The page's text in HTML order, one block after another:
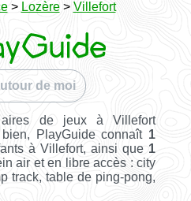
> Lozère> Villefort
de moi
de jeux à Villefort
PlayGuide connaît 1
à Villefort, ainsi que 1
air et en libre accès : city
track, table de ping-pong,